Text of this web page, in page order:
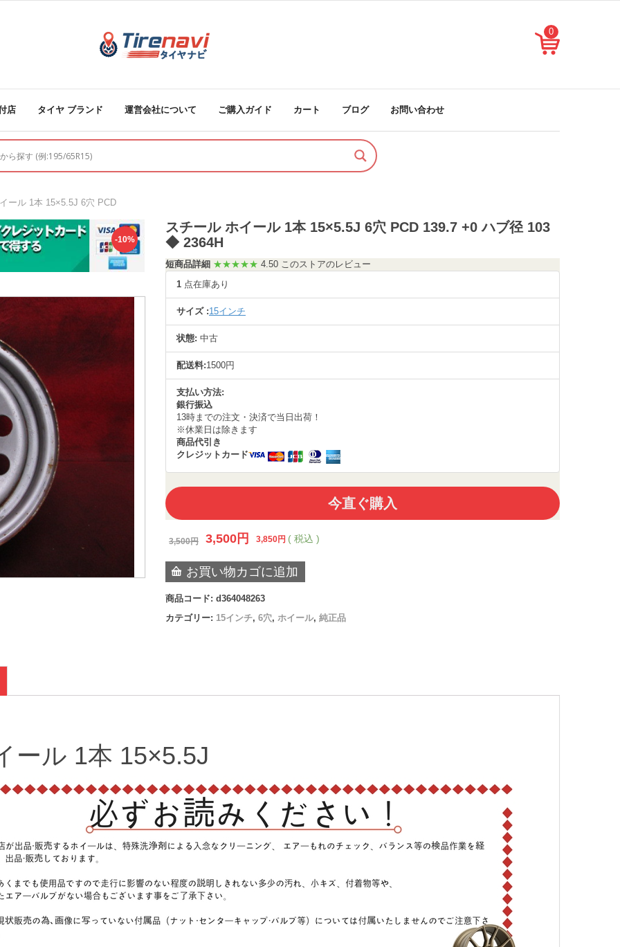
0
店 タイヤ ブランド 運営会社について ご購入ガイド カート ブログ お問い合わせ
ール 1本 15×5.5J 6穴 PCD
-10%
スチール ホイール 1本 15×5.5J 6穴 PCD 139.7 +0 ハブ径 103
◆ 2364H
短商品詳細 ★★★★★ 4.50 このストアのレビュー
1 点在庫あり
サイズ :15インチ
状態: 中古
配送料:1500円
支払い方法:
銀行振込
13時までの注文・決済で当日出荷！
※休業日は除きます
商品代引き
クレジットカード
今直ぐ購入
3,500円 3,500 円 3,850円 ( 税込 )
お買い物カゴに追加
商品コード: d364048263
カテゴリー: 15インチ, 6穴, ホイール, 純正品
ール 1本 15×5.5J